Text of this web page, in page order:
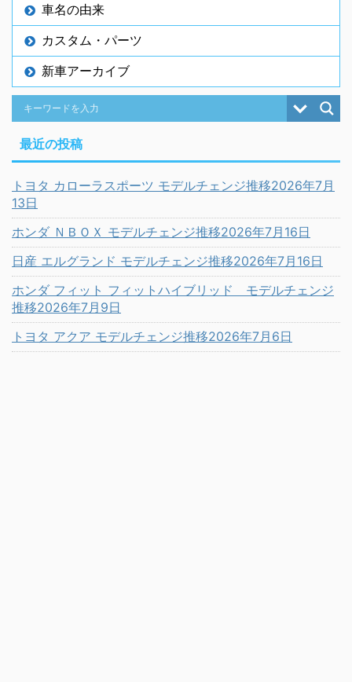
車名の由来
カスタム・パーツ
新車アーカイブ
最近の投稿
トヨタ カローラスポーツ モデルチェンジ推移2026年7月
13日
ホンダ ＮＢＯＸ モデルチェンジ推移2026年7月16日
日産 エルグランド モデルチェンジ推移2026年7月16日
ホンダ フィット フィットハイブリッド モデルチェンジ
推移2026年7月9日
トヨタ アクア モデルチェンジ推移2026年7月6日